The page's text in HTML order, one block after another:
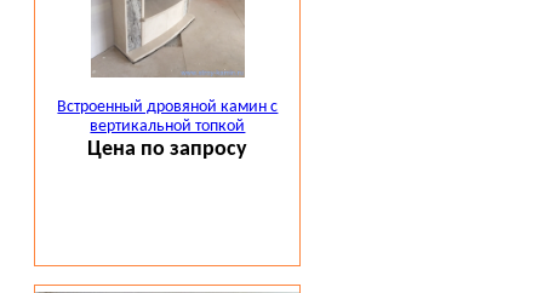
Встроенный дровяной камин с
вертикальной топкой
Цена по запросу